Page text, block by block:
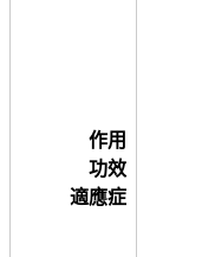
作用
功效
適應症